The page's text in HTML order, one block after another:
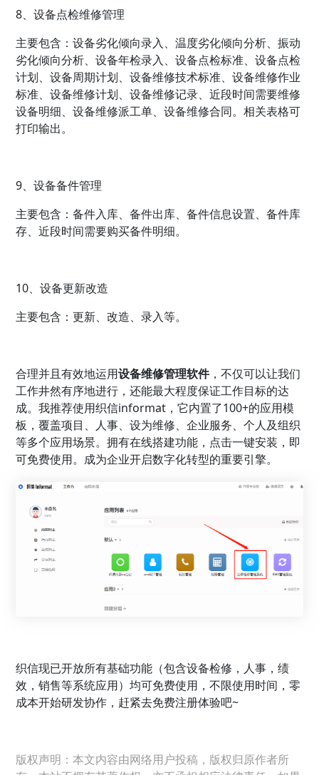
8、设备点检维修管理
主要包含：设备劣化倾向录入、温度劣化倾向分析、振动
劣化倾向分析、设备年检录入、设备点检标准、设备点检
计划、设备周期计划、设备维修技术标准、设备维修作业
标准、设备维修计划、设备维修记录、近段时间需要维修
设备明细、设备维修派工单、设备维修合同。相关表格可
打印输出。
9、设备备件管理
主要包含：备件入库、备件出库、备件信息设置、备件库
存、近段时间需要购买备件明细。
10、设备更新改造
主要包含：更新、改造、录入等。
合理并且有效地运用设备维修管理软件，不仅可以让我们
工作井然有序地进行，还能最大程度保证工作目标的达
成。我推荐使用织信informat，它内置了100+的应用模
板，覆盖项目、人事、设为维修、企业服务、个人及组织
等多个应用场景。拥有在线搭建功能，点击一键安装，即
可免费使用。成为企业开启数字化转型的重要引擎。
织信现已开放所有基础功能（包含设备检修，人事，绩
效，销售等系统应用）均可免费使用，不限使用时间，零
成本开始研发协作，赶紧去免费注册体验吧~
版权声明：本文内容由网络用户投稿，版权归原作者所